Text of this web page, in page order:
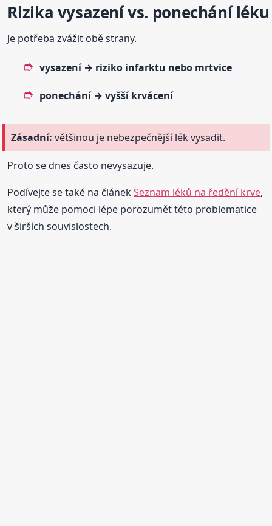
Rizika vysazení vs. ponechání léku
Je potřeba zvážit obě strany.
vysazení → riziko infarktu nebo mrtvice
ponechání → vyšší krvácení
Zásadní: většinou je nebezpečnější lék vysadit.
Proto se dnes často nevysazuje.
Podívejte se také na článekSeznam léků na ředění krve,
který může pomoci lépe porozumět této problematice
v širších souvislostech.